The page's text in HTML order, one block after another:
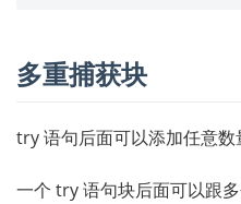
多重捕获块
try 语句后面可以添加任意
一个 try 语句块后面可以跟